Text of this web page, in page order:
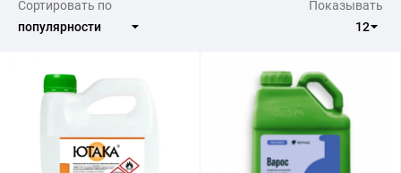
Сортировать по
Показывать